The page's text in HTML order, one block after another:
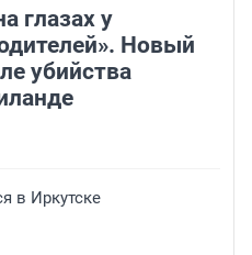
глазах у
Новый
убийства
в Иркутске